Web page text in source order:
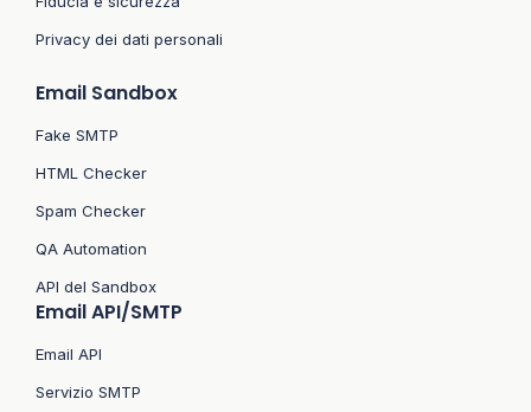
Privacy dei dati personali
Email Sandbox
Fake SMTP
HTML Checker
Spam Checker
QA Automation
API del Sandbox
Email API/SMTP
Email API
Servizio SMTP